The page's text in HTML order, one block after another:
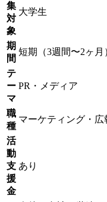
集
対
象
大学生
期
間
短期（3週間〜2ヶ月
テ
ー
マ
PR・メディア
職
種
マーケティング・広
活
動
支
援
金
あり